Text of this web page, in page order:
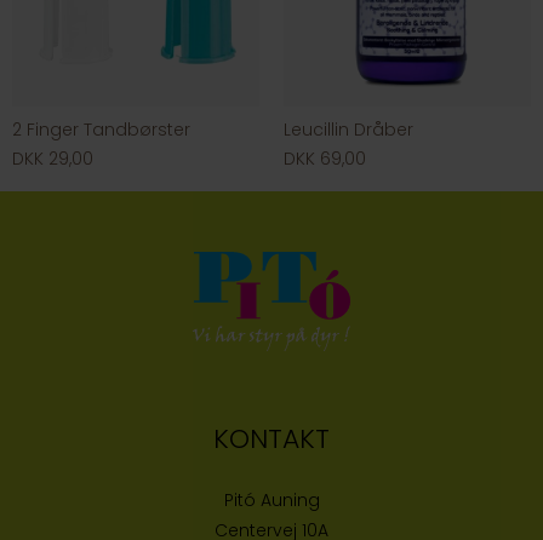
2 Finger Tandbørster
DKK 29,00
Leucillin Dråber
DKK 69,00
KONTAKT
Pitó Auning
Centervej 10A